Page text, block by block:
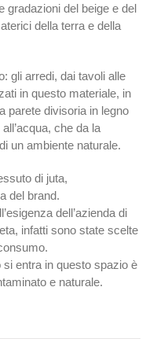
gradazioni del beige e del
della terra e della
gli arredi, dai tavoli alle
in questo materiale, in
parete divisoria in legno
che da la
un ambiente naturale.
di juta,
del brand.
dell’azienda di
infatti sono state scelte
entra in questo spazio è
e naturale.